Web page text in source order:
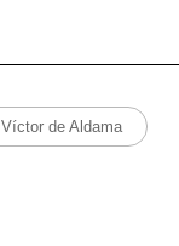
Víctor de Aldama